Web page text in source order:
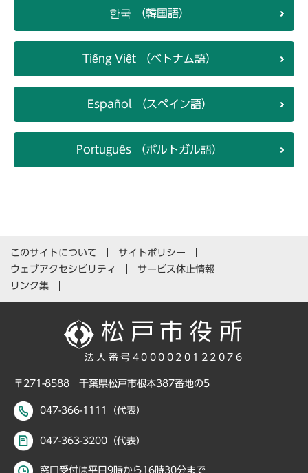
한국 （韓国語）
Tiếng Việt （ベトナム語）
Español （スペイン語）
Português （ポルトガル語）
このサイトについて
サイトポリシー
ウェブアクセシビリティ
サービス休止情報
リンク集
法人番号4000020122076
〒271-8588 千葉県松戸市根本387番地の5
047-366-1111（代表）
047-363-3200（代表）
窓口受付は平日9時から16時30分まで